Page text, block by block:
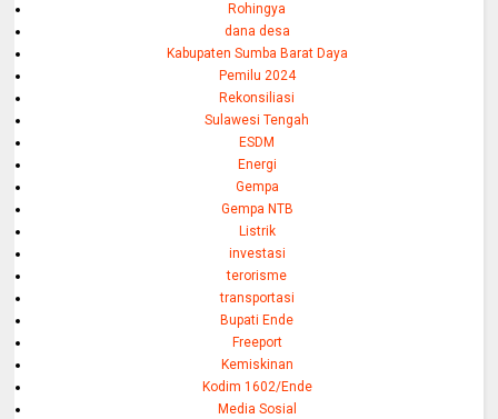
Rohingya
dana desa
Kabupaten Sumba Barat Daya
Pemilu 2024
Rekonsiliasi
Sulawesi Tengah
ESDM
Energi
Gempa
Gempa NTB
Listrik
investasi
terorisme
transportasi
Bupati Ende
Freeport
Kemiskinan
Kodim 1602/Ende
Media Sosial